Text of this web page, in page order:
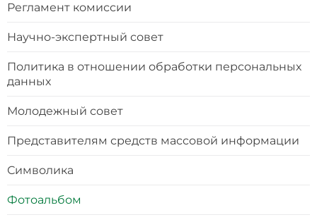
Регламент комиссии
Научно-экспертный совет
Политика в отношении обработки персональных
данных
Молодежный совет
Представителям средств массовой информации
Символика
Фотоальбом